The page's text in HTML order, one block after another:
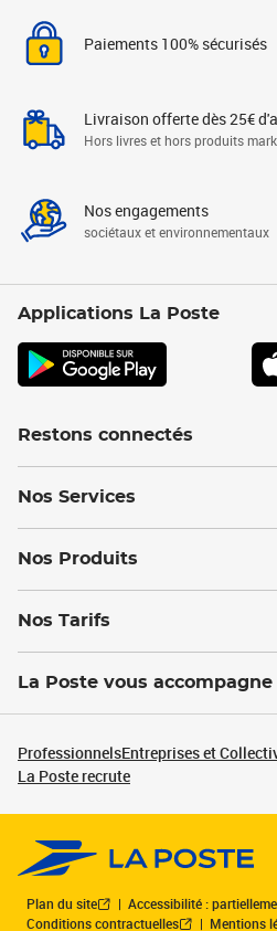
Paiements 100% sécurisés
Livraison offerte dès 25€
Hors livres et hors produits
Nos engagements
sociétaux et environnementaux
Applications La Poste
Restons connectés
Nos Services
Nos Produits
Nos Tarifs
La Poste vous accompagne
ProfessionnelsEntreprises et
La Poste recrute
Plan du site
Accessibilité :
Conditions contractuelles
Mentions